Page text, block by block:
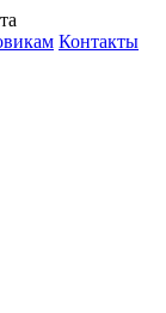
Контакты